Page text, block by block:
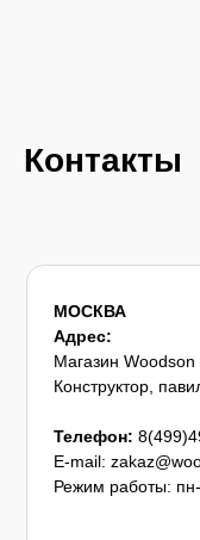
Контакты
МОСКВА
Адрес:
Магазин
Конструктор,
Телефон:
E-mail:
Режим работы: